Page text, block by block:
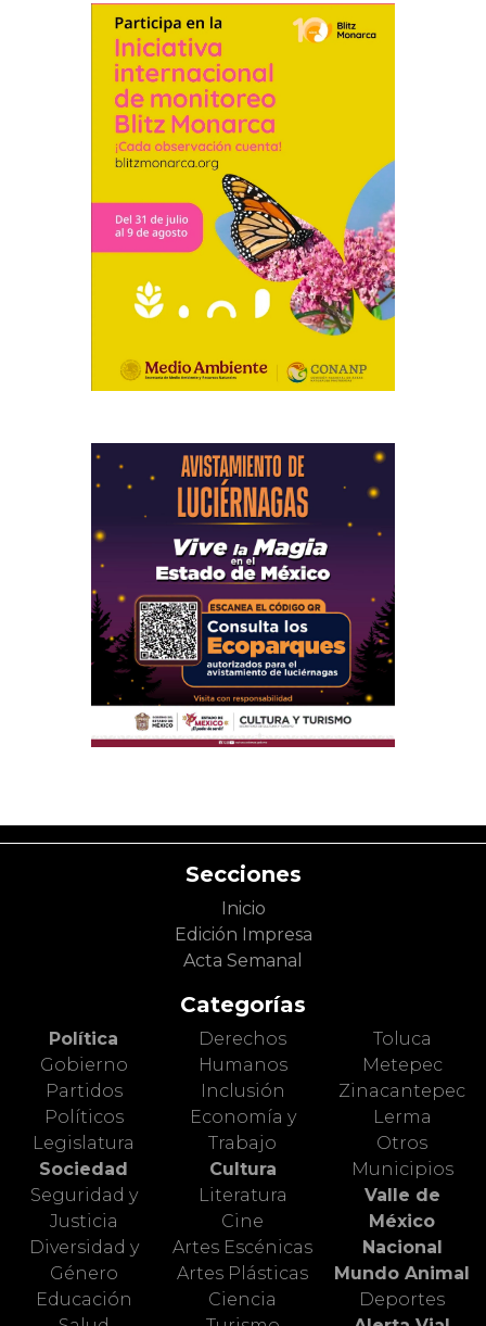
Secciones
Inicio
Edición Impresa
Acta Semanal
Categorías
Política
Gobierno
Partidos
Políticos
Legislatura
Sociedad
Seguridad y
Justicia
Diversidad y
Género
Educación
Derechos
Humanos
Inclusión
Economía y
Trabajo
Cultura
Literatura
Cine
Artes Escénicas
Artes Plásticas
Ciencia
Toluca
Metepec
Zinacantepec
Lerma
Otros
Municipios
Valle de
México
Nacional
Mundo Animal
Deportes